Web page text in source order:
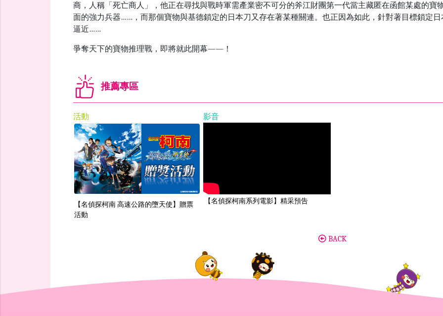
商，人稱「死亡商人」，他正在尋找與戰時軍需產業密不可分的斧江財團第一代當主藏匿在函館某處的寶
面的強力兵器……，而那個寶物與基德鎖定的日本刀又存在著某種關連。也正因為如此，針對著目標鎖定
逼近……
爭奪天下的寶物推理戰，即將就此開幕――！
推薦專區
活動
【名偵探柯南 高速公路的墮天使】贈票
活動
影音
【名偵探柯南系列電影】精采預告
BACK